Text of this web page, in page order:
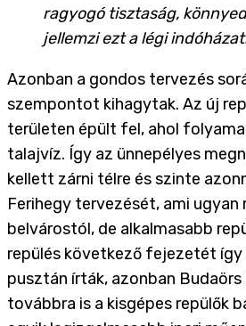
ragyogó tisztaság,
jellemzi ezt a légi
Azonban a gondos tervezés
szempontot kihagytak. Az új
területen épült fel, ahol
talajvíz. Így az ünnepélyes
kellett zárni télre és szinte
Ferihegy tervezését, ami ugyan
belvárostól, de alkalmasabb
repülés következő fejezetét így
pusztán írták, azonban
továbbra is a kisgépes repülők